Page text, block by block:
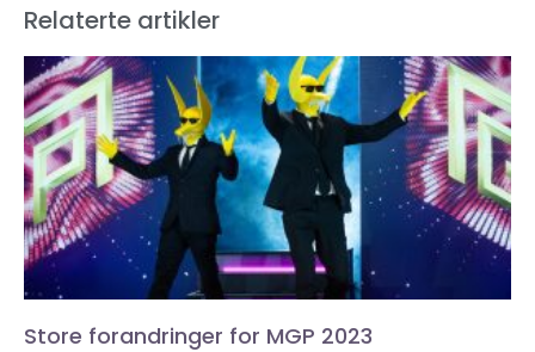
Relaterte artikler
Store forandringer for MGP 2023